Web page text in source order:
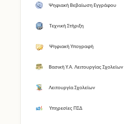
Ψηφιακή Βεβαίωση Εγγράφου
Τεχνική Στήριξη
Ψηφιακή Υπογραφή
Βασική Υ.Α. Λειτουργίας Σχολείων
Λειτουργία Σχολείων
Υπηρεσίες ΠΣΔ